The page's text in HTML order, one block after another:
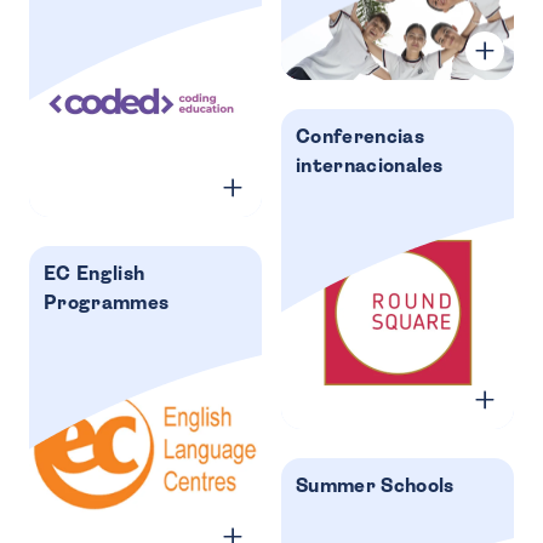
Conferencias
internacionales
EC English
Programmes
Summer Schools